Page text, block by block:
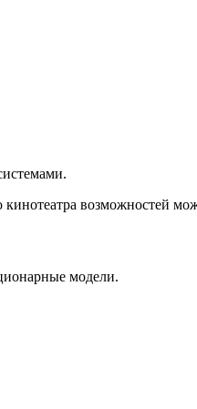
возможностей
модели.